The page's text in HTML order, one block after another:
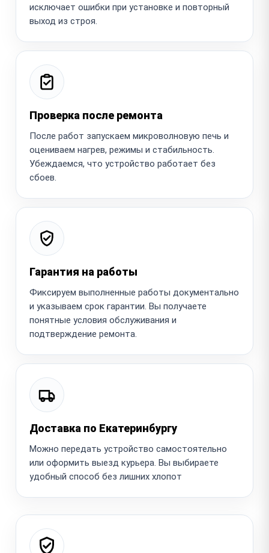
исключает ошибки при установке и повторный
выход из строя.
Проверка после ремонта
После работ запускаем микроволновую печь и
оцениваем нагрев, режимы и стабильность.
Убеждаемся, что устройство работает без
сбоев.
Гарантия на работы
Фиксируем выполненные работы документально
и указываем срок гарантии. Вы получаете
понятные условия обслуживания и
подтверждение ремонта.
Доставка по Екатеринбургу
Можно передать устройство самостоятельно
или оформить выезд курьера. Вы выбираете
удобный способ без лишних хлопот